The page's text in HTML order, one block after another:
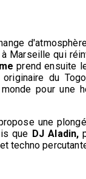
Marseille qui
prend ensuite
du
pour une
une
que DJ Aladin,
techno